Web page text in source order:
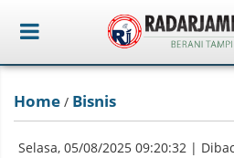
Home / Bisnis
Selasa, 05/08/2025 09:20:32 |